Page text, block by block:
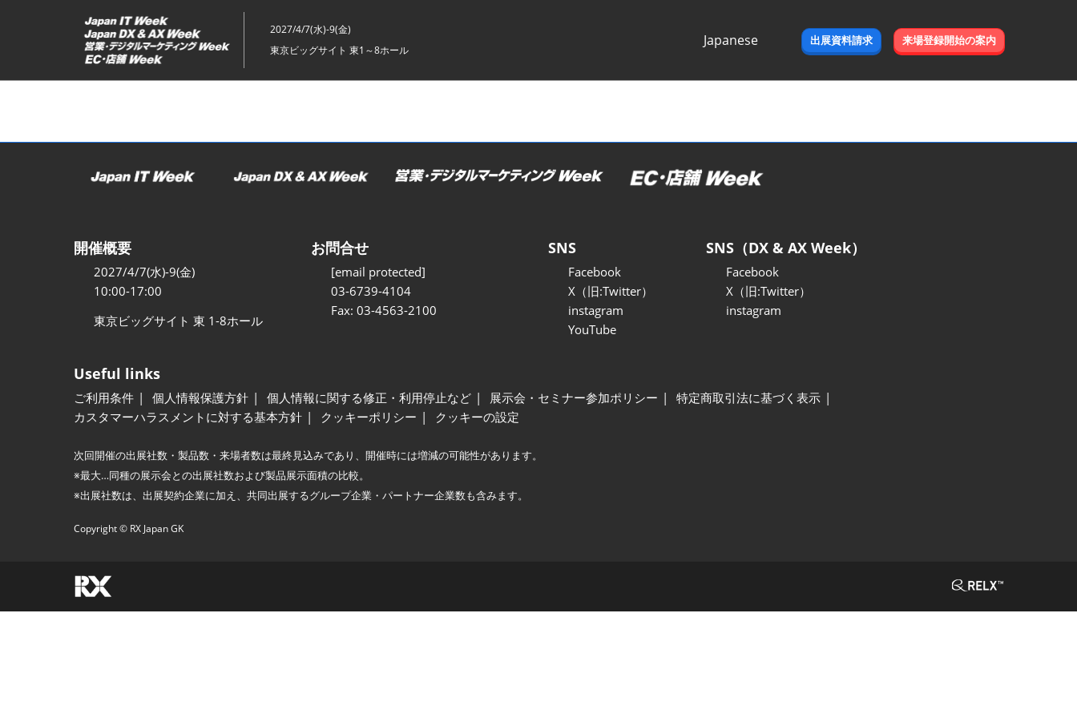
ッ
2027/4/7(水)-9(金)
東京ビッグサイト 東1～8ホール
Japanese
出展資料請求 来場登録開始の案内
開催概要
2027/4/7(水)-9(金)
10:00-17:00
東京ビッグサイト 東 1-8ホール
お問合せ
[email protected]
03-6739-4104
Fax: 03-4563-2100
SNS
Facebook
X（旧:Twitter）
instagram
YouTube
SNS（DX & AX Week）
Facebook
X（旧:Twitter）
instagram
Useful links
ご利用条件 個人情報保護方針 個人情報に関する修正・利用停止など 展示会・セミナー参加ポリシー
特定商取引法に基づく表示
カスタマーハラスメントに対する基本方針
クッキーポリシー クッキーの設定
次回開催の出展社数・製品数・来場者数は最終見込みであり、開催時には増減の可能性があります。
※最大…同種の展示会との出展社数および製品展示面積の比較。
※出展社数は、出展契約企業に加え、共同出展するグループ企業・パートナー企業数も含みます。
Copyright © RX Japan GK